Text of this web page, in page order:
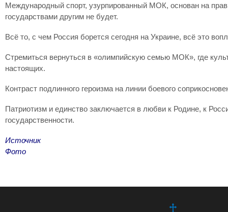
Международный спорт, узурпированный МОК, основан на
государствами другим не будет.
Всё то, с чем Россия борется сегодня на Украине, всё это
Стремиться вернуться в «олимпийскую семью МОК», где
настоящих.
Контраст подлинного героизма на линии боевого
Патриотизм и единство заключается в любви к Родине, к
государственности.
Источник
Фото